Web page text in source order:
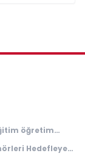
öğretim
Hedefleyen